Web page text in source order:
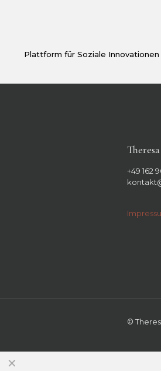
Plattform für Soziale Innovationen
+49 162
©
✕